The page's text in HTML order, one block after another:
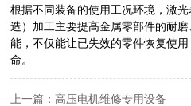
根据不同装备的使用工况环境，激
造）加工主要提高金属零部件的耐
能，不仅能让已失效的零件恢复使
命。
上一篇：高压电机维修专用设备